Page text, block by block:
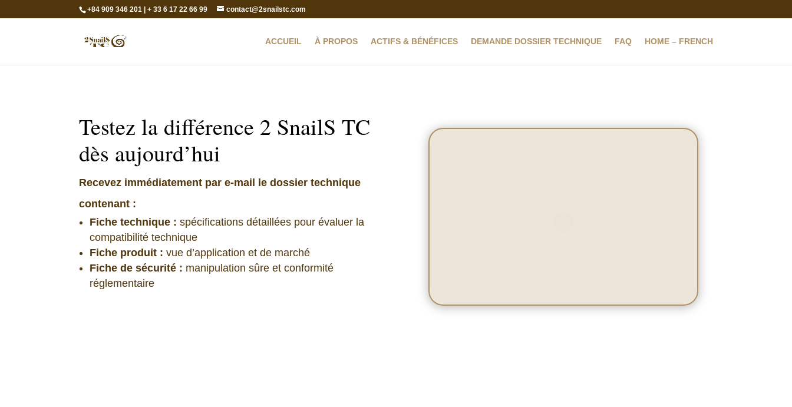
+84 909 346 201 | + 33 6 17 22 66 99 contact@2snailstc.com
ACCUEIL À PROPOS ACTIFS & BÉNÉFICES DEMANDE DOSSIER TECHNIQUE FAQ HOME – FRENCH
Testez la différence 2 SnailS TC
dès aujourd’hui
Recevez immédiatement par e-mail le dossier technique
contenant :
Fiche technique : spécifications détaillées pour évaluer la
compatibilité technique
Fiche produit : vue d’application et de marché
Fiche de sécurité : manipulation sûre et conformité
réglementaire